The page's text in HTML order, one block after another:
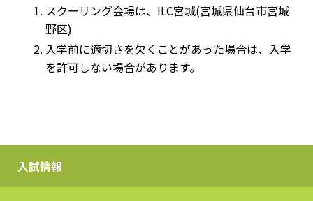
スクーリング会場は、ILC宮城(宮城県仙台市宮城
野区)
入学前に適切さを欠くことがあった場合は、入学
を許可しない場合があります。
入試情報